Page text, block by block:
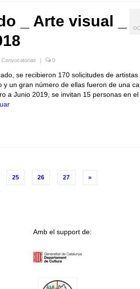
_ Arte visual _
Convocatorias 0
se recibieron 170 solicitudes de artistas
y un gran número de ellas fueron de una
a Junio 2019, se invitan 15 personas en el
25 26 27 »
Amb el support de: